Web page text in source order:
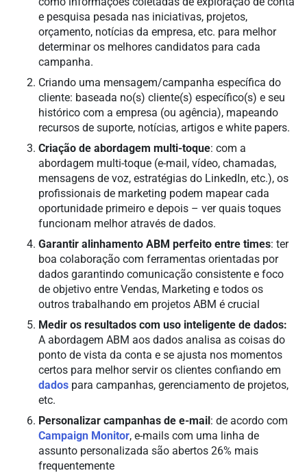
e pesquisa pesada nas iniciativas, projetos,
orçamento, notícias da empresa, etc. para melhor
determinar os melhores candidatos para cada
campanha.
Criando uma mensagem/campanha específica do
cliente: baseada no(s) cliente(s) específico(s) e seu
histórico com a empresa (ou agência), mapeando
recursos de suporte, notícias, artigos e white papers.
Criação de abordagem multi-toque: com a
abordagem multi-toque (e-mail, vídeo, chamadas,
mensagens de voz, estratégias do LinkedIn, etc.), os
profissionais de marketing podem mapear cada
oportunidade primeiro e depois – ver quais toques
funcionam melhor através de dados.
Garantir alinhamento ABM perfeito entre times: ter
boa colaboração com ferramentas orientadas por
dados garantindo comunicação consistente e foco
de objetivo entre Vendas, Marketing e todos os
outros trabalhando em projetos ABM é crucial
Medir os resultados com uso inteligente de dados:
A abordagem ABM aos dados analisa as coisas do
ponto de vista da conta e se ajusta nos momentos
certos para melhor servir os clientes confiando em
dados para campanhas, gerenciamento de projetos,
etc.
Personalizar campanhas de e-mail: de acordo com
Campaign Monitor, e-mails com uma linha de
assunto personalizada são abertos 26% mais
frequentemente